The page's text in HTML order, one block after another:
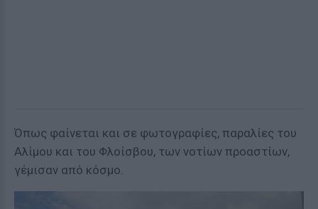
Όπως φαίνεται και σε φωτογραφίες, παραλίες του
Αλίμου και του Φλοίσβου, των νοτίων προαστίων,
γέμισαν από κόσμο.